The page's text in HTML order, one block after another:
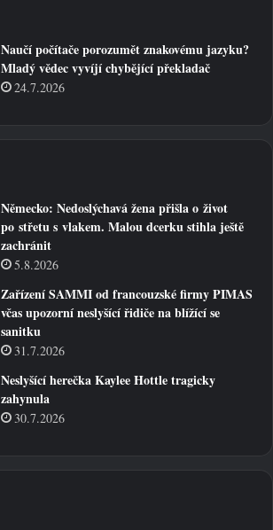
Naučí počítače porozumět znakovému jazyku?
Mladý vědec vyvíjí chybějící překladač
24.7.2026
Německo: Nedoslýchavá žena přišla o život
po střetu s vlakem. Malou dcerku stihla ještě
zachránit
5.8.2026
Zařízení SAMMI od francouzské firmy PIMAS
včas upozorní neslyšící řidiče na blížící se
sanitku
31.7.2026
Neslyšící herečka Kaylee Hottle tragicky
zahynula
30.7.2026